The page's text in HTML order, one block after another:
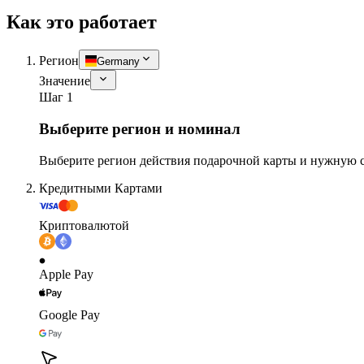
Как это работает
Регион Germany
Значение
Шаг 1
Выберите регион и номинал
Выберите регион действия подарочной карты и нужную
Кредитными Картами
Криптовалютой
Apple Pay
Google Pay